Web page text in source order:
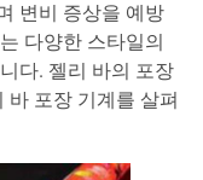
변비 증상을 예방
다양한 스타일의
다. 젤리 바의 포장
바 포장 기계를 살펴